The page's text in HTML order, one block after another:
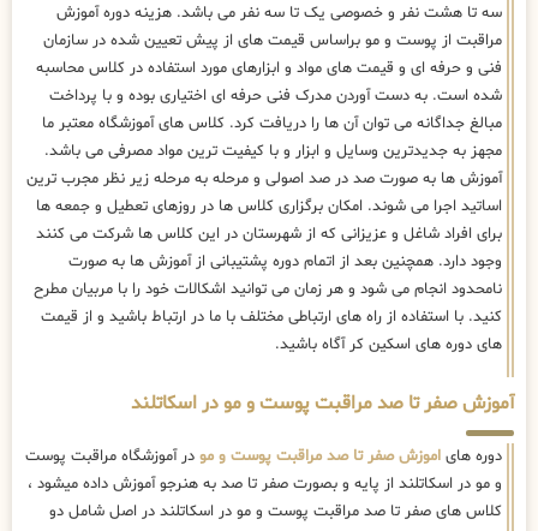
سه تا هشت نفر و خصوصی یک تا سه نفر می باشد. هزینه دوره آموزش
مراقبت از پوست و مو براساس قیمت های از پیش تعیین شده در سازمان
فنی و حرفه ای و قیمت های مواد و ابزارهای مورد استفاده در کلاس محاسبه
شده است. به دست آوردن مدرک فنی حرفه ای اختیاری بوده و با پرداخت
مبالغ جداگانه می توان آن ها را دریافت کرد. کلاس های آموزشگاه معتبر ما
مجهز به جدیدترین وسایل و ابزار و با کیفیت ترین مواد مصرفی می باشد.
آموزش ها به صورت صد در صد اصولی و مرحله به مرحله زیر نظر مجرب ترین
اساتید اجرا می شوند. امکان برگزاری کلاس ها در روزهای تعطیل و جمعه ها
برای افراد شاغل و عزیزانی که از شهرستان در این کلاس ها شرکت می کنند
وجود دارد. همچنین بعد از اتمام دوره پشتیبانی از آموزش ها به صورت
نامحدود انجام می شود و هر زمان می توانید اشکالات خود را با مربیان مطرح
کنید. با استفاده از راه های ارتباطی مختلف با ما در ارتباط باشید و از قیمت
های دوره های اسکین کر آگاه باشید.
آموزش صفر تا صد مراقبت پوست و مو در اسکاتلند
دوره های اموزش صفر تا صد مراقبت پوست و مو در آموزشگاه مراقبت پوست
و مو در اسکاتلند از پایه و بصورت صفر تا صد به هنرجو آموزش داده میشود ،
کلاس های صفر تا صد مراقبت پوست و مو در اسکاتلند در اصل شامل دو